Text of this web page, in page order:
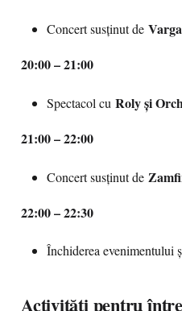
Concert susținut de
20:00 – 21:00
Spectacol cu Roly și
21:00 – 22:00
Concert susținut de
22:00 – 22:30
Închiderea evenimentului
Activități pentru